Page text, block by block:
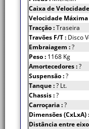
Caixa de
Velocidade
Tracção :Traseira
Travões F/T : Disco
Embraiagem :?
Peso : 1168 Kg
Amortecedores :?
Suspensão :?
Tanque :? Lt.
Chassis :?
Carroçaria :?
Dimensões (CxLxA) :
Distância entre